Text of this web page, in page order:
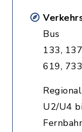
Bus
133,
619,
U2/U4